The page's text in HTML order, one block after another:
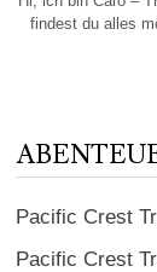
findest du alles
Pacific Crest
Pacific Crest